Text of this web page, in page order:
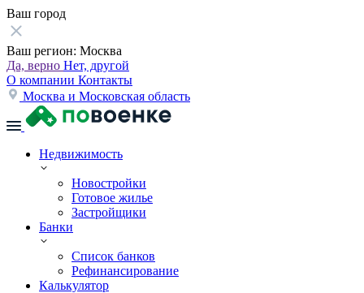
Ваш город
Ваш регион: Москва
Да, верно Нет, другой
О компании Контакты
Москва и Московская область
Недвижимость
Новостройки
Готовое жилье
Застройщики
Банки
Список банков
Рефинансирование
Калькулятор